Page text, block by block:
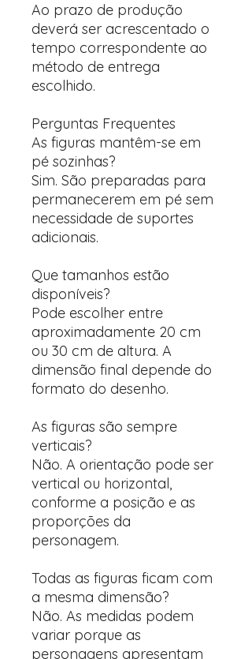
Ao prazo de produção
deverá ser acrescentado o
tempo correspondente ao
método de entrega
escolhido.
Perguntas Frequentes
As figuras mantêm-se em
pé sozinhas?
Sim. São preparadas para
permanecerem em pé sem
necessidade de suportes
adicionais.
Que tamanhos estão
disponíveis?
Pode escolher entre
aproximadamente 20 cm
ou 30 cm de altura. A
dimensão final depende do
formato do desenho.
As figuras são sempre
verticais?
Não. A orientação pode ser
vertical ou horizontal,
conforme a posição e as
proporções da
personagem.
Todas as figuras ficam com
a mesma dimensão?
Não. As medidas podem
variar porque as
personagens apresentam